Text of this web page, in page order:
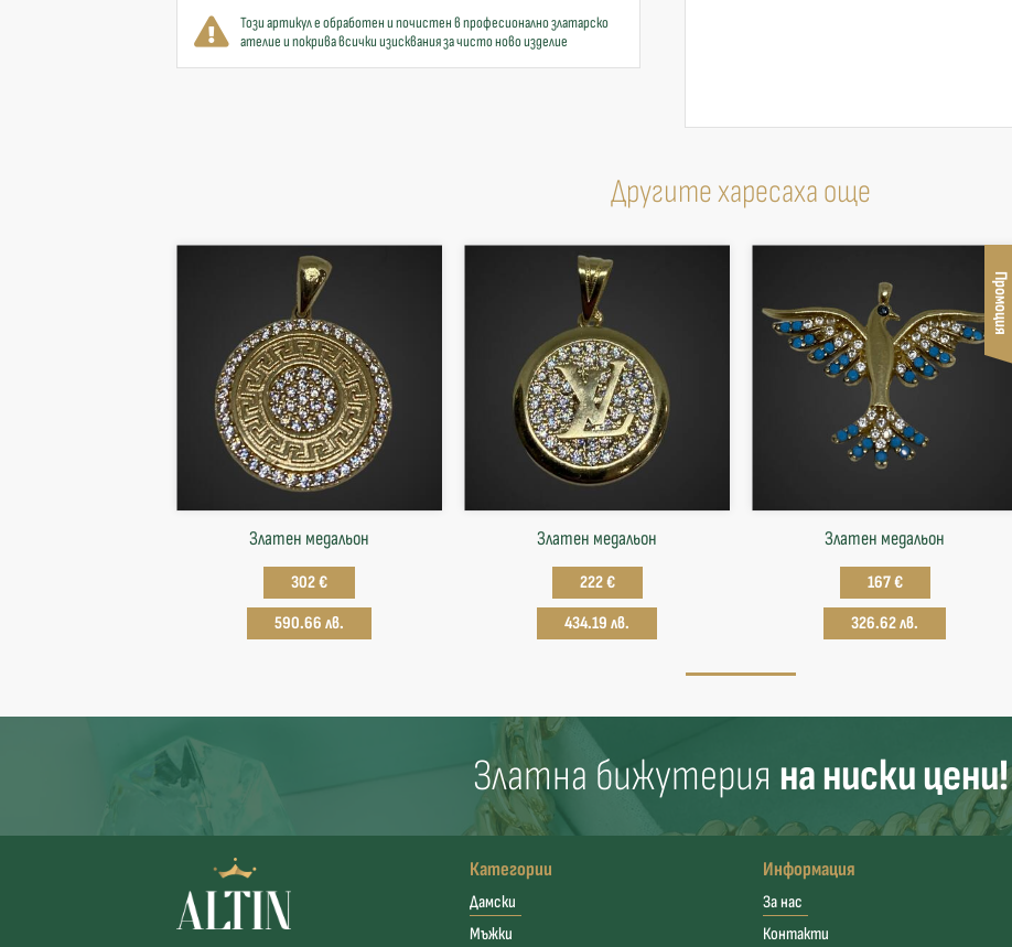
Този артикул е обработен и почистен в професионално златарско
ателие и покрива всички изисквания за чисто ново изделие
Другите харесаха още
Златен медальон
302 €
590.66 лв.
Златен медальон
222 €
434.19 лв.
Промоция
Златен медальон
167 €
326.62 лв.
Златна бижутерия на ниски цени!
Категории
Дамски
Мъжки
Информация
За нас
Контакти